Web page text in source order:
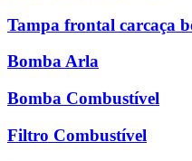
Tampa frontal carcaça
Bomba Arla
Bomba Combustível
Filtro Combustível